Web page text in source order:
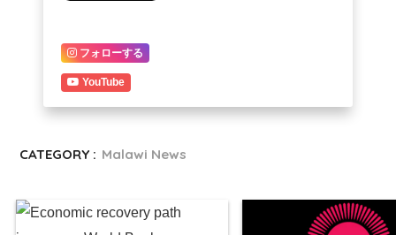
フォローする
YouTube
CATEGORY : Malawi News